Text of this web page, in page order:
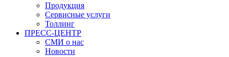
Продукция
Сервисные услуги
Толлинг
ПРЕСС-ЦЕНТР
СМИ о нас
Новости